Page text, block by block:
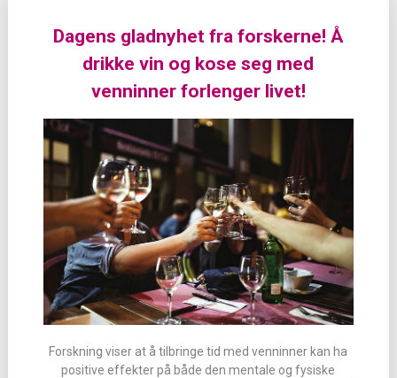
Dagens gladnyhet fra forskerne! Å
drikke vin og kose seg med
venninner forlenger livet!
Forskning viser at å tilbringe tid med venninner kan ha
positive effekter på både den mentale og fysiske